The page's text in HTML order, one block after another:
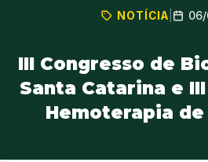
NOTÍCIA
III Congresso de
Santa Catarina e
Hemoterapia de